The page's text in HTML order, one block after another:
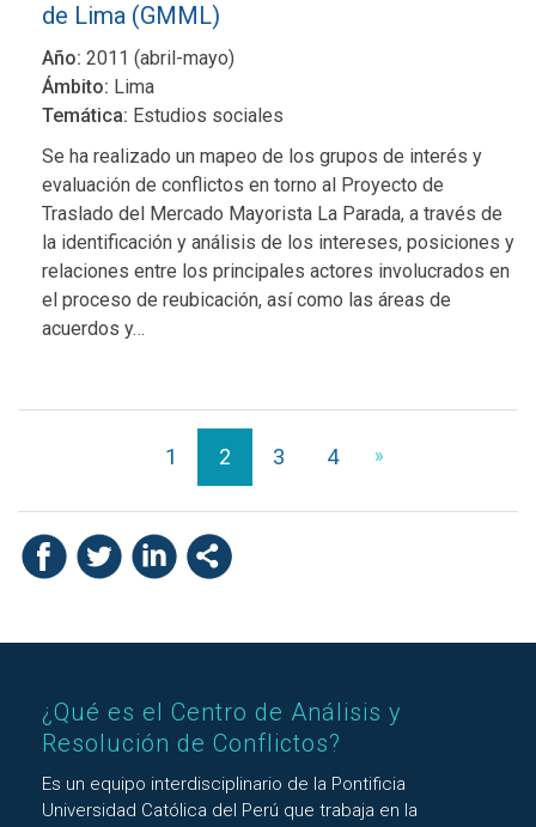
de Lima (GMML)
Año: 2011 (abril-mayo)
Ámbito: Lima
Temática: Estudios sociales
Se ha realizado un mapeo de los grupos de interés y
evaluación de conflictos en torno al Proyecto de
Traslado del Mercado Mayorista La Parada, a través de
la identificación y análisis de los intereses, posiciones y
relaciones entre los principales actores involucrados en
el proceso de reubicación, así como las áreas de
acuerdos y…
1 2 3 4 »
¿Qué es el Centro de Análisis y
Resolución de Conflictos?
Es un equipo interdisciplinario de la Pontificia
Universidad Católica del Perú que trabaja en la